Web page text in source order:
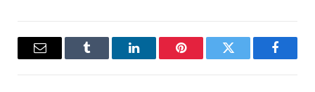
فيسبوك تويتر بينتيريستلينكدإن Tumblr
البريد